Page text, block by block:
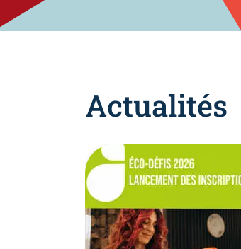
Actualités